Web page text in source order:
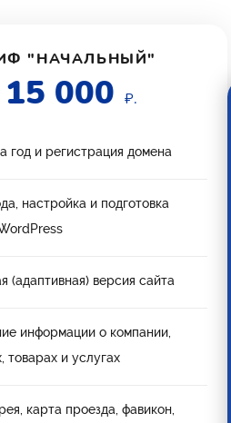
"НАЧАЛЬНЫЙ"
15 000 ₽.
год и регистрация домена
настройка и подготовка
(адаптивная) версия сайта
информации о компании,
товарах и услугах
карта проезда, фавикон,